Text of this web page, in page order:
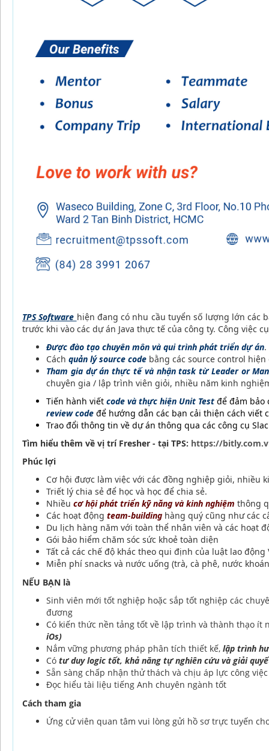
TPS Software hiện đang có nhu cầu tuyển số lượng lớn các
trước khi vào các dự án Java thực tế của công ty. Công việc
Được đào tạo chuyên môn và qui trình phát triển dự án.
Cách quản lý source code bằng các source control
Tham gia dự án thực tế và nhận task từ Leader or
chuyên gia / lập trình viên giỏi, nhiều năm kinh
Tiến hành viết code và thực hiện Unit Test để đảm
review code để hướng dẫn các bạn cải thiện cách viết
Trao đổi thông tin về dự án thông qua các công cụ
Tìm hiểu thêm về vị trí Fresher - tại TPS: https://
Phúc lợi
Cơ hội được làm việc với các đồng nghiệp giỏi, nhiều
Triết lý chia sẻ để học và học để chia sẻ.
Nhiều cơ hội phát triển kỹ năng và kinh nghiệm thông
Các hoạt động team-building hàng quý cũng như các
Du lịch hàng năm với toàn thể nhân viên và các hoạt
Gói bảo hiểm chăm sóc sức khoẻ toàn diện
Tất cả các chế độ khác theo qui định của luật lao động
Miễn phí snacks và nước uống (trà, cà phê, nước
NẾU BẠN là
Sinh viên mới tốt nghiệp hoặc sắp tốt nghiệp các
đương
Có kiến thức nền tảng tốt về lập trình và thành thạo ít
iOs)
Nắm vững phương pháp phân tích thiết kế, lập trình
Có tư duy logic tốt, khả năng tự nghiên cứu và giải
Sẵn sàng chấp nhận thử thách và chịu áp lực công
Đọc hiểu tài liệu tiếng Anh chuyên ngành tốt
Cách tham gia
Ứng cử viên quan tâm vui lòng gửi hồ sơ trực tuyến